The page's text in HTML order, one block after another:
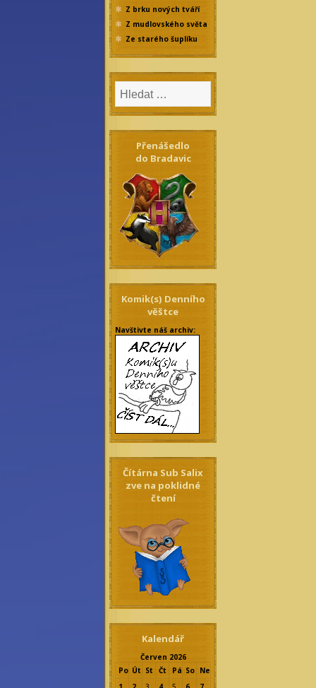
Z brku nových tváří
Z mudlovského světa
Ze starého šuplíku
Přenášedlo
do Bradavic
Komik(s) Denního
věštce
Navštivte náš archiv:
Čítárna Sub Salix
zve na poklidné
čtení
Kalendář
Červen 2026
Po Út St Čt Pá So Ne